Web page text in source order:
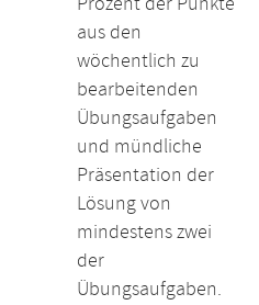
aus den
wöchentlich zu
bearbeitenden
Übungsaufgaben
und mündliche
Präsentation der
Lösung von
mindestens zwei
der
Übungsaufgaben.